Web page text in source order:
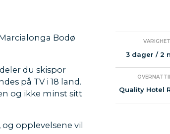
Bodø
du skispor
på TV i 18 land.
og ikke minst sitt
opplevelsene vil
VARIGHET
3 dager / 2
Quality Hotel